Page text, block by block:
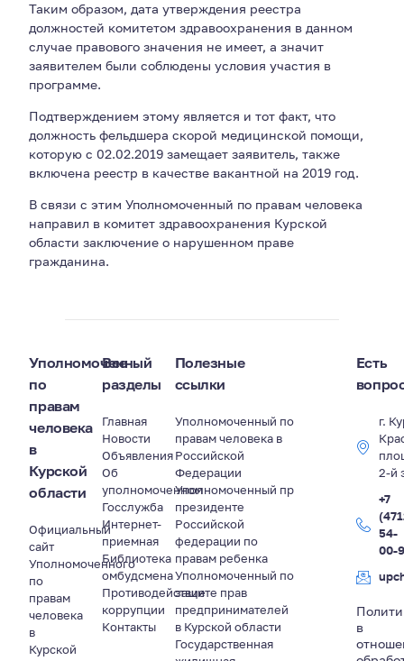
Таким образом, дата утверждения реестра
должностей комитетом здравоохранения в данном
случае правового значения не имеет, а значит
заявителем были соблюдены условия участия в
программе.
Подтверждением этому является и тот факт, что
должность фельдшера скорой медицинской помощи,
которую с 02.02.2019 замещает заявитель, также
включена реестр в качестве вакантной на 2019 год.
В связи с этим Уполномоченный по правам человека
направил в комитет здравоохранения Курской
области заключение о нарушенном праве
гражданина.
Уполномоченный
по
правам
человека
в
Курской
области
Официальный
сайт
Уполномоченного
по
правам
человека
в
Курской
Все
разделы
Главная
Новости
Объявления
Об
уполномоченном
Госслужба
Интернет-
приемная
Библиотека
омбудсмена
Противодействие
коррупции
Контакты
Полезные
ссылки
Уполномоченный по
правам человека в
Российской
Федерации
Уполномоченный пр
президенте
Российской
федерации по
правам ребенка
Уполномоченный по
защите прав
предпринимателей
в Курской области
Государственная
Есть
г.
2-й
+7
54-
00-
в